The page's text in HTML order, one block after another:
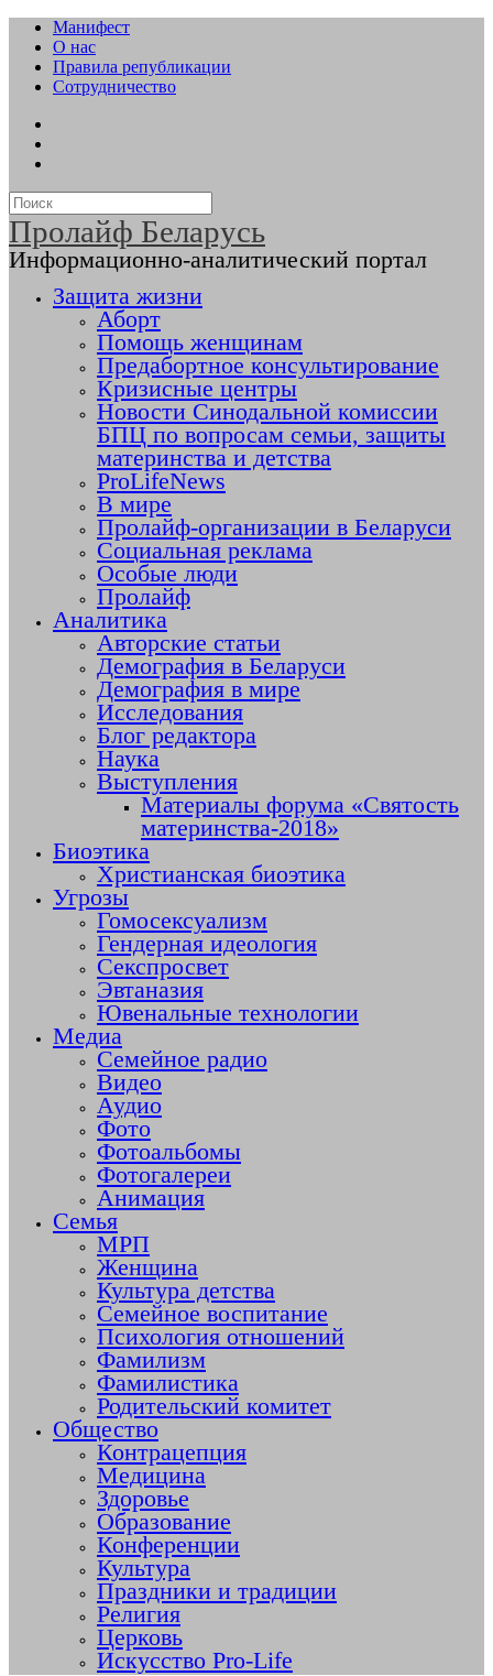
Манифест
О нас
Правила републикации
Сотрудничество
Пролайф Беларусь
Информационно-аналитический портал
Защита жизни
Аборт
Помощь женщинам
Предабортное консультирование
Кризисные центры
Новости Синодальной комиссии
БПЦ по вопросам семьи, защиты
материнства и детства
ProLifeNews
В мире
Пролайф-организации в Беларуси
Социальная реклама
Особые люди
Пролайф
Аналитика
Авторские статьи
Демография в Беларуси
Демография в мире
Исследования
Блог редактора
Наука
Выступления
Материалы форума «Святость
материнства-2018»
Биоэтика
Христианская биоэтика
Угрозы
Гомосексуализм
Гендерная идеология
Секспросвет
Эвтаназия
Ювенальные технологии
Медиа
Семейное радио
Видео
Аудио
Фото
Фотоальбомы
Фотогалереи
Анимация
Семья
МРП
Женщина
Культура детства
Семейное воспитание
Психология отношений
Фамилизм
Фамилистика
Родительский комитет
Общество
Контрацепция
Медицина
Здоровье
Образование
Конференции
Культура
Праздники и традиции
Религия
Церковь
Искусство Pro-Life